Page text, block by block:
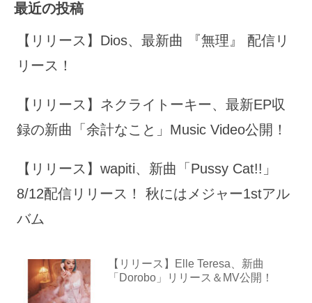
最近の投稿
【リリース】Dios、最新曲 『無理』 配信リ
リース！
【リリース】ネクライトーキー、最新EP収
録の新曲「余計なこと」Music Video公開！
【リリース】wapiti、新曲「Pussy Cat!!」
8/12配信リリース！ 秋にはメジャー1stアル
バム
【リリース】Elle Teresa、新曲
「Dorobo」リリース＆MV公開！